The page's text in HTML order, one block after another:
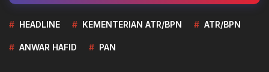
HEADLINE KEMENTERIAN ATR/BPN ATR/BPN
ANWAR HAFID PAN